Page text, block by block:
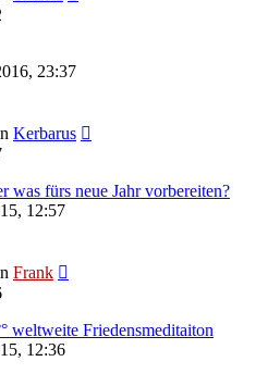
23:37
Kerbarus
was fürs neue Jahr vorbereiten?
12:57
Frank
weltweite Friedensmeditaiton
12:36